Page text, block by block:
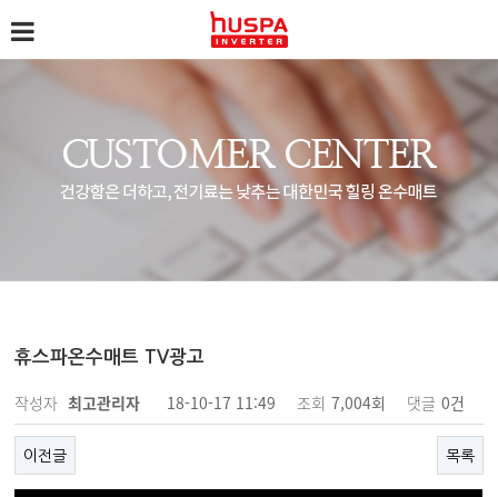
휴스파온수매트 TV광고
작성자 최고관리자 18-10-17 11:49 조회 7,004회 댓글 0건
이전글 목록